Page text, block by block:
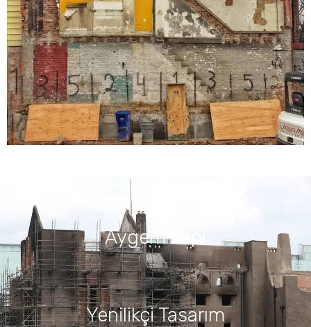
Aygem Yapı
Yenilikçi Tasarım